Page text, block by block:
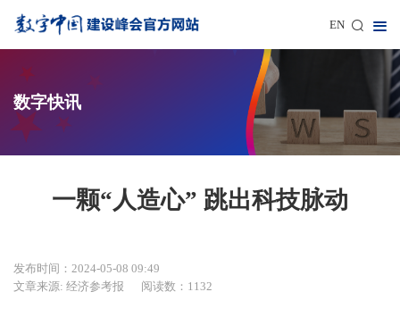
EN
数字快讯
一颗“人造心” 跳出科技脉动
发布时间：2024-05-08 09:49
文章来源: 经济参考报
阅读数：1132